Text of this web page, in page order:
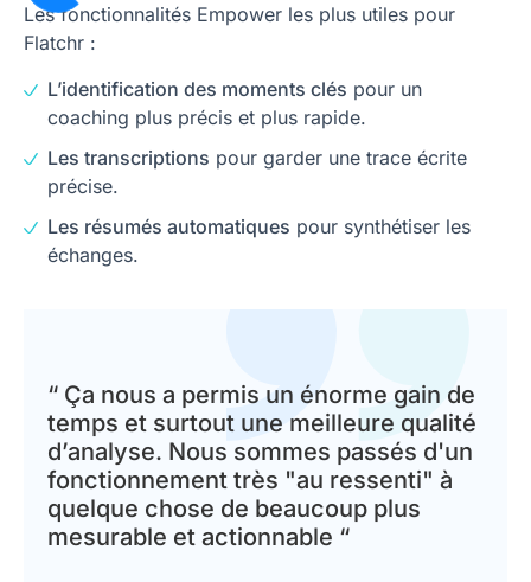
Les fonctionnalités Empower les plus utiles pour
Flatchr :
L’identification des moments clés pour un
coaching plus précis et plus rapide.
Les transcriptions pour garder une trace écrite
précise.
Les résumés automatiques pour synthétiser les
échanges.
“ Ça nous a permis un énorme gain de
temps et surtout une meilleure qualité
d’analyse. Nous sommes passés d'un
fonctionnement très "au ressenti" à
quelque chose de beaucoup plus
mesurable et actionnable “